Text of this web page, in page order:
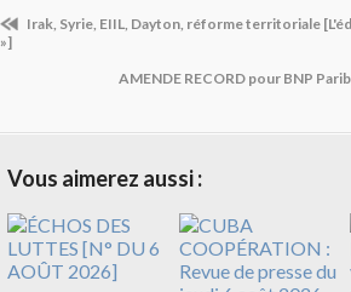
Irak, Syrie, EIIL, Dayton, réforme territoriale
»]
AMENDE RECORD pour BNP
Vous aimerez aussi :